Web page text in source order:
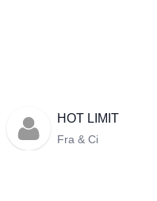
HOT LIMIT
Fra & Ci